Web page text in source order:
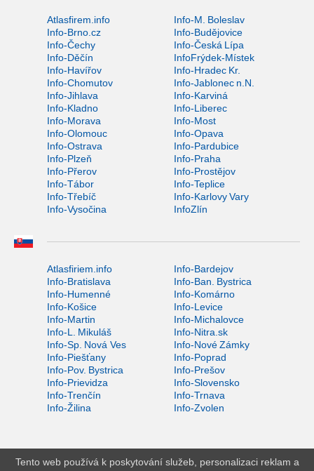
Atlasfirem.info
Info-M. Boleslav
Info-Brno.cz
Info-Budějovice
Info-Čechy
Info-Česká Lípa
Info-Děčín
InfoFrýdek-Místek
Info-Havířov
Info-Hradec Kr.
Info-Chomutov
Info-Jablonec n.N.
Info-Jihlava
Info-Karviná
Info-Kladno
Info-Liberec
Info-Morava
Info-Most
Info-Olomouc
Info-Opava
Info-Ostrava
Info-Pardubice
Info-Plzeň
Info-Praha
Info-Přerov
Info-Prostějov
Info-Tábor
Info-Teplice
Info-Třebíč
Info-Karlovy Vary
Info-Vysočina
InfoZlín
Atlasfiriem.info
Info-Bardejov
Info-Bratislava
Info-Ban. Bystrica
Info-Humenné
Info-Komárno
Info-Košice
Info-Levice
Info-Martin
Info-Michalovce
Info-L. Mikuláš
Info-Nitra.sk
Info-Sp. Nová Ves
Info-Nové Zámky
Info-Piešťany
Info-Poprad
Info-Pov. Bystrica
Info-Prešov
Info-Prievidza
Info-Slovensko
Info-Trenčín
Info-Trnava
Info-Žilina
Info-Zvolen
Tento web používá k poskytování služeb, personalizaci reklam a